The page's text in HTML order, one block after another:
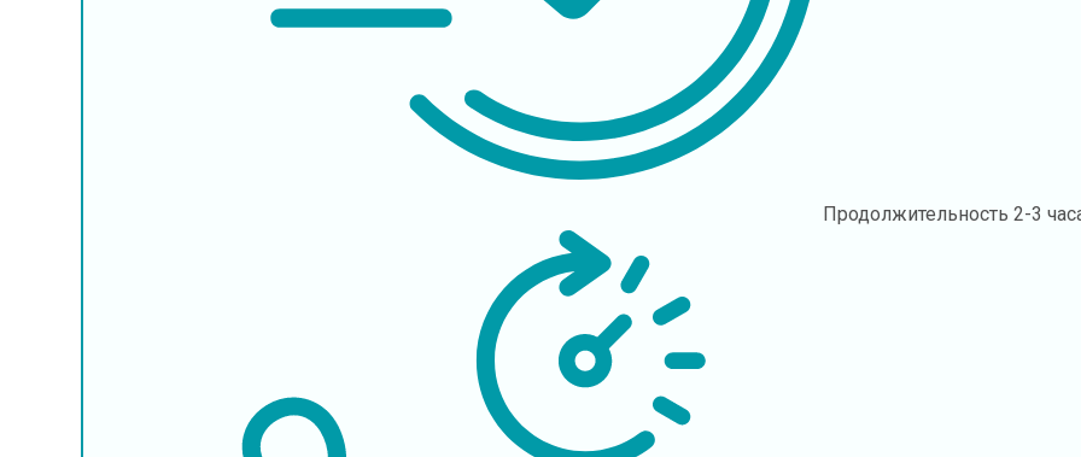
Продолжительность2-3